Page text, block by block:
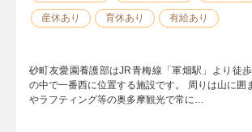
産休あり 育休あり 有給あり
砂町友愛園養護部はJR青梅線「軍畑駅」より徒
の中で一番西に位置する施設です。 周りは山に囲
やラフティング等の奥多摩観光で常に…